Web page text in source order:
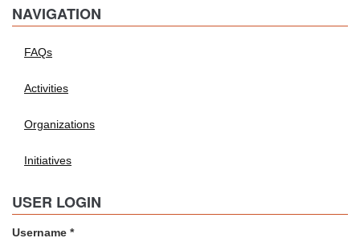
Formulari
d'inscripció
NAVIGATION
FAQs
Activities
Organizations
Initiatives
USER LOGIN
Username *